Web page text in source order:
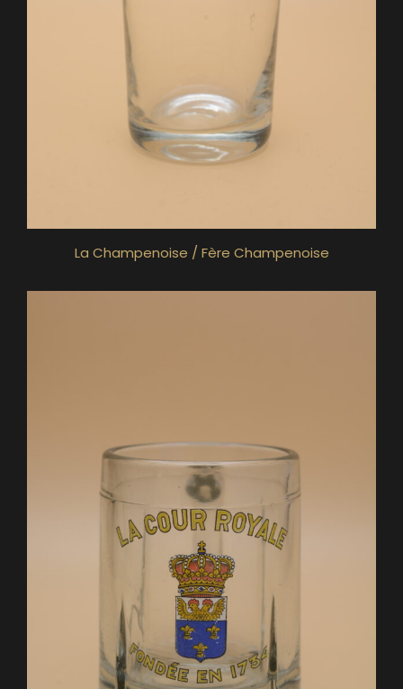
La Champenoise / Fère Champenoise